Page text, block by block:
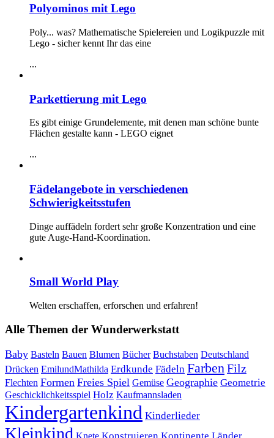
Polyominos mit Lego
Poly... was? Mathematische Spielereien und Logikpuzzle mit
Lego - sicher kennt Ihr das eine
...
Parkettierung mit Lego
Es gibt einige Grundelemente, mit denen man schöne bunte
Flächen gestalte kann - LEGO eignet
...
Fädelangebote in verschiedenen
Schwierigkeitsstufen
Dinge auffädeln fordert sehr große Konzentration und eine
gute Auge-Hand-Koordination.
Small World Play
Welten erschaffen, erforschen und erfahren!
Alle Themen der Wunderwerkstatt
Baby Basteln Bauen Blumen Bücher Buchstaben Deutschland
Drücken EmilundMathilda Erdkunde Fädeln Farben Filz
Flechten Formen Freies Spiel Gemüse Geographie Geometrie
Geschicklichkeitsspiel Holz Kaufmannsladen
Kindergartenkind Kinderlieder
Kleinkind Knete Konstruieren Kontinente Länder